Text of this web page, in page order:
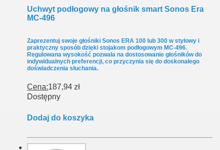
Uchwyt podłogowy na głośnik smart Sonos Era
MC-496
Zaprezentuj swoje głośniki Sonos ERA 100 lub 300 w stylowy i
praktyczny sposób dzięki stojakom podłogowym MC-496.
Regulowana wysokość pozwala na dostosowanie głośników do
indywidualnych preferencji, co przyczynia się do doskonałego
doświadczenia słuchania.
Cena:187,94 zł
Dostępny
Dodaj do koszyka